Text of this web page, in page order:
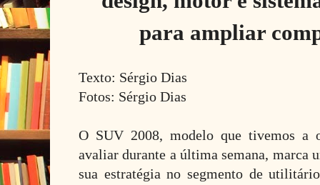
para ampliar
Texto: Sérgio Dias
Fotos: Sérgio Dias
O SUV 2008, modelo que tivemos a
avaliar durante a última semana, marca
sua estratégia no segmento de